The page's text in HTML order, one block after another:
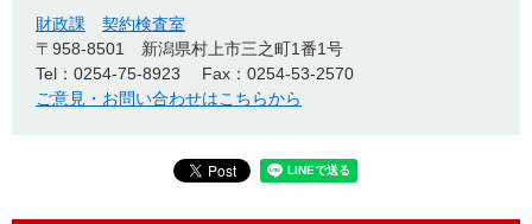
財政課
契約検査室
〒958-8501
新潟県村上市三之町1番1号
Tel：0254-75-8923
Fax：0254-53-2570
ご意見・お問い合わせはこちらから